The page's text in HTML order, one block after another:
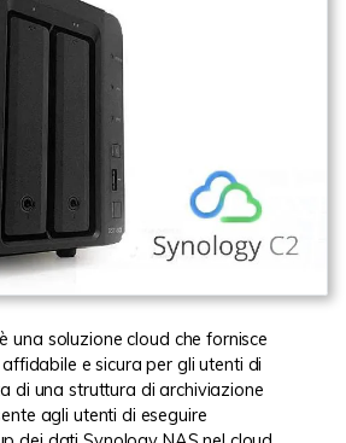
è una soluzione cloud che fornisce
e sicura per gli utenti di
di una struttura di archiviazione
agli utenti di eseguire